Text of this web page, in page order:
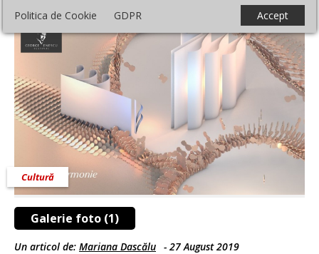
Politica de Cookie GDPR Accept
Galerie foto (1)
Cultură
Un articol de: Mariana Dascălu - 27 August 2019